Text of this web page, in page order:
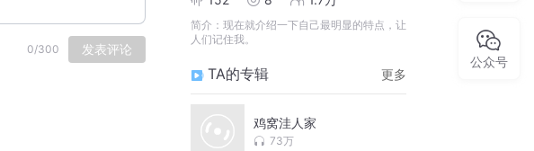
0/300 发表评论
简介： 现在就介绍一下自己最明显的特点，让
人们记住我。
TA的专辑 更多
鸡窝洼人家
73万
公众号